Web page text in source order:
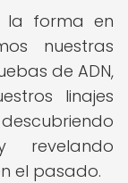
la forma en
nuestras
de ADN,
linajes
revelando
el pasado.